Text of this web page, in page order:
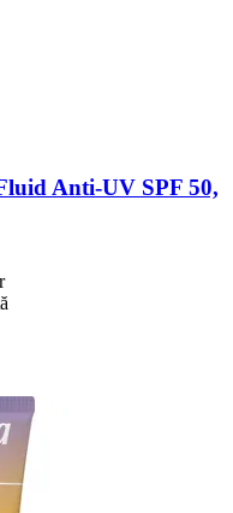
Anti-​UV SPF 50,